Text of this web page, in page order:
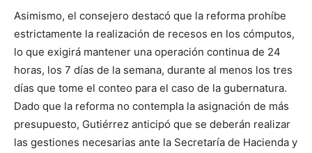
Asimismo, el consejero destacó que la reforma prohíbe
estrictamente la realización de recesos en los cómputos,
lo que exigirá mantener una operación continua de 24
horas, los 7 días de la semana, durante al menos los tres
días que tome el conteo para el caso de la gubernatura.
Dado que la reforma no contempla la asignación de más
presupuesto, Gutiérrez anticipó que se deberán realizar
las gestiones necesarias ante la Secretaría de Hacienda y